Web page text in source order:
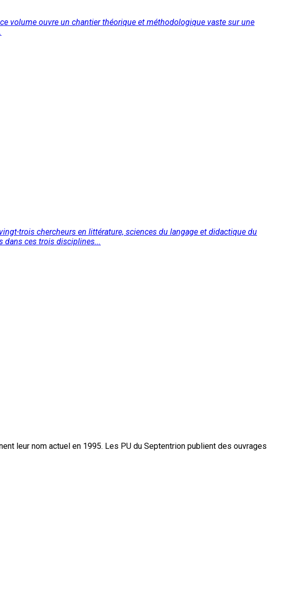
volume ouvre un chantier théorique et méthodologique vaste sur une
trois chercheurs en littérature, sciences du langage et didactique du
dans ces trois disciplines...
leur nom actuel en 1995. Les PU du Septentrion publient des ouvrages